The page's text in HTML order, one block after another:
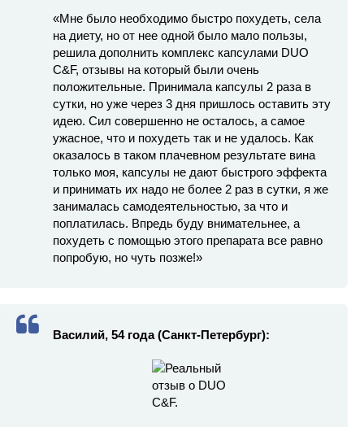
«Мне было необходимо быстро похудеть, села
на диету, но от нее одной было мало пользы,
решила дополнить комплекс капсулами DUO
C&F, отзывы на который были очень
положительные. Принимала капсулы 2 раза в
сутки, но уже через 3 дня пришлось оставить эту
идею. Сил совершенно не осталось, а самое
ужасное, что и похудеть так и не удалось. Как
оказалось в таком плачевном результате вина
только моя, капсулы не дают быстрого эффекта
и принимать их надо не более 2 раз в сутки, я же
занималась самодеятельностью, за что и
поплатилась. Впредь буду внимательнее, а
похудеть с помощью этого препарата все равно
попробую, но чуть позже!»
Василий, 54 года (Санкт-Петербург):